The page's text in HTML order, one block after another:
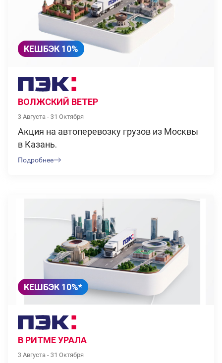
КЕШБЭК 10%
ВОЛЖСКИЙ ВЕТЕР
3 Августа - 31 Октября
Акция на автоперевозку грузов из Москвы
в Казань.
Подробнее
КЕШБЭК 10%*
В РИТМЕ УРАЛА
3 Августа - 31 Октября